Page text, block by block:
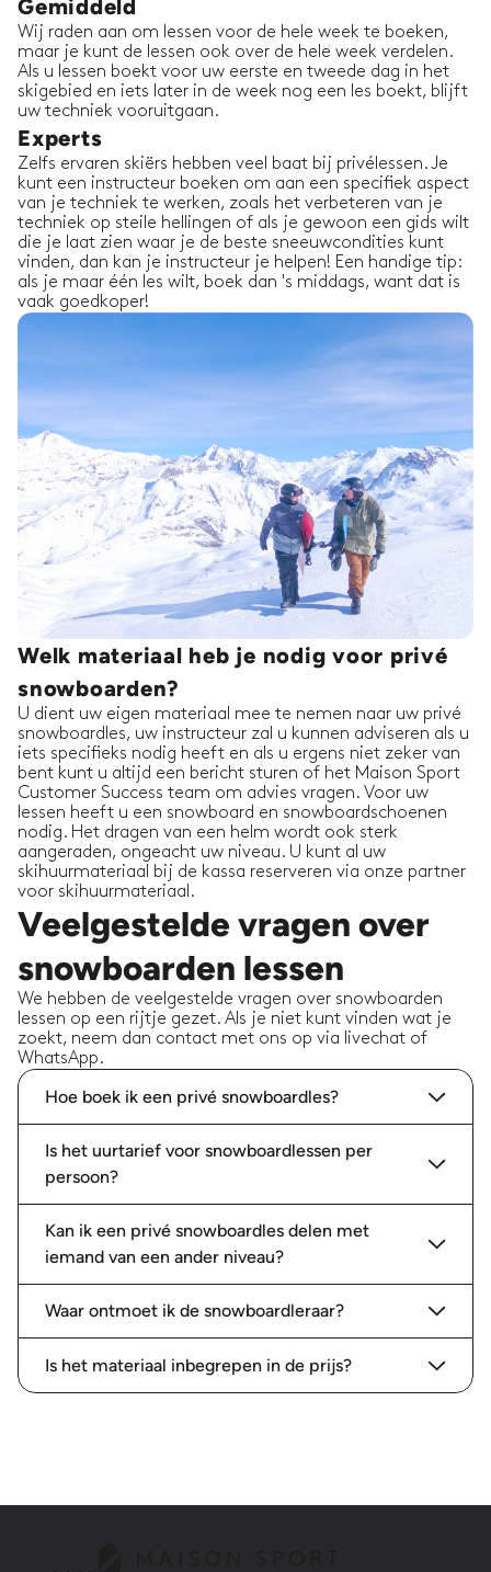
Gemiddeld
Wij raden aan om lessen voor de hele week te boeken,
maar je kunt de lessen ook over de hele week verdelen.
Als u lessen boekt voor uw eerste en tweede dag in het
skigebied en iets later in de week nog een les boekt, blijft
uw techniek vooruitgaan.
Experts
Zelfs ervaren skiërs hebben veel baat bij privélessen. Je
kunt een instructeur boeken om aan een specifiek aspect
van je techniek te werken, zoals het verbeteren van je
techniek op steile hellingen of als je gewoon een gids wilt
die je laat zien waar je de beste sneeuwcondities kunt
vinden, dan kan je instructeur je helpen! Een handige tip:
als je maar één les wilt, boek dan 's middags, want dat is
vaak goedkoper!
Welk materiaal heb je nodig voor privé
snowboarden?
U dient uw eigen materiaal mee te nemen naar uw privé
snowboardles, uw instructeur zal u kunnen adviseren als u
iets specifieks nodig heeft en als u ergens niet zeker van
bent kunt u altijd een bericht sturen of het Maison Sport
Customer Success team om advies vragen. Voor uw
lessen heeft u een snowboard en snowboardschoenen
nodig. Het dragen van een helm wordt ook sterk
aangeraden, ongeacht uw niveau. U kunt al uw
skihuurmateriaal bij de kassa reserveren via onze partner
voor skihuurmateriaal.
Veelgestelde vragen over
snowboarden lessen
We hebben de veelgestelde vragen over snowboarden
lessen op een rijtje gezet. Als je niet kunt vinden wat je
zoekt, neem dan contact met ons op via livechat of
WhatsApp.
Hoe boek ik een privé snowboardles?
Is het uurtarief voor snowboardlessen per
persoon?
Kan ik een privé snowboardles delen met
iemand van een ander niveau?
Waar ontmoet ik de snowboardleraar?
Is het materiaal inbegrepen in de prijs?